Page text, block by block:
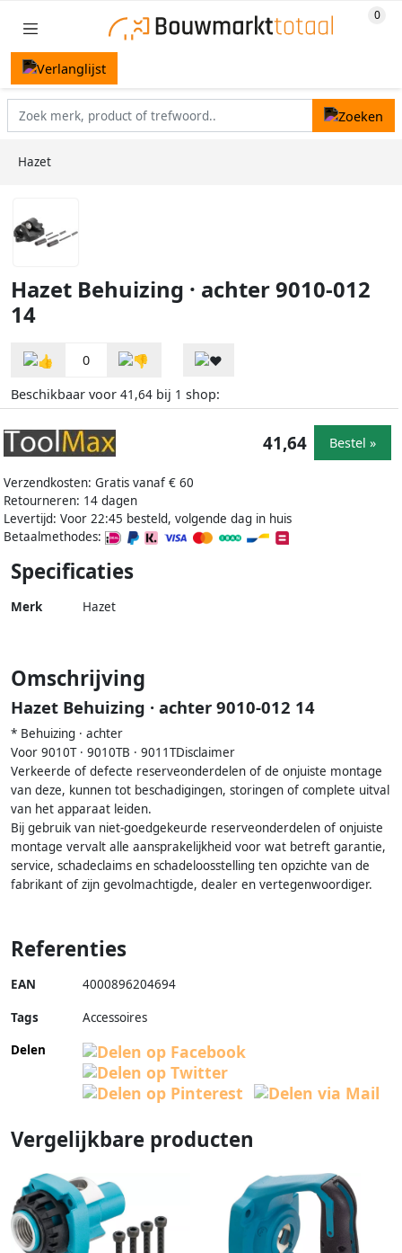
Hazet
Hazet Behuizing · achter 9010-012
14
0
Beschikbaar voor 41,64 bij 1 shop:
Verzendkosten: Gratis vanaf € 60
Retourneren: 14 dagen
Levertijd: Voor 22:45 besteld, volgende dag in huis
Betaalmethodes:
41,64 Bestel »
Specificaties
Merk Hazet
Omschrijving
Hazet Behuizing · achter 9010-012 14
* Behuizing · achter
Voor 9010T · 9010TB · 9011TDisclaimer
Verkeerde of defecte reserveonderdelen of de onjuiste montage
van deze, kunnen tot beschadigingen, storingen of complete uitval
van het apparaat leiden.
Bij gebruik van niet-goedgekeurde reserveonderdelen of onjuiste
montage vervalt alle aansprakelijkheid voor wat betreft garantie,
service, schadeclaims en schadeloosstelling ten opzichte van de
fabrikant of zijn gevolmachtigde, dealer en vertegenwoordiger.
Referenties
EAN 4000896204694
Tags
Accessoires
Delen
Vergelijkbare producten